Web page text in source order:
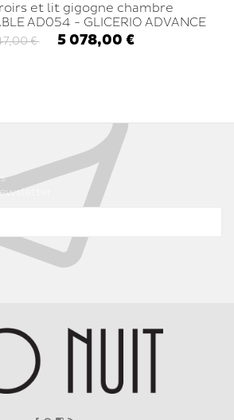
et lit gigogne chambre
AD054 - GLICERIO ADVANCE
€ 5 078,00 €